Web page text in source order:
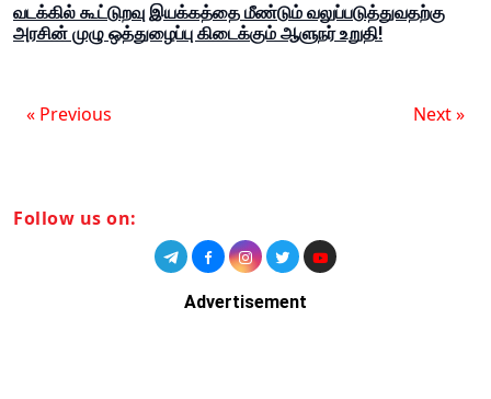
வடக்கில் கூட்டுறவு இயக்கத்தை மீண்டும் வலுப்படுத்துவதற்கு
அரசின் முழு ஒத்துழைப்பு கிடைக்கும் ஆளுநர் உறுதி!
« Previous Next »
Follow us on:
Advertisement